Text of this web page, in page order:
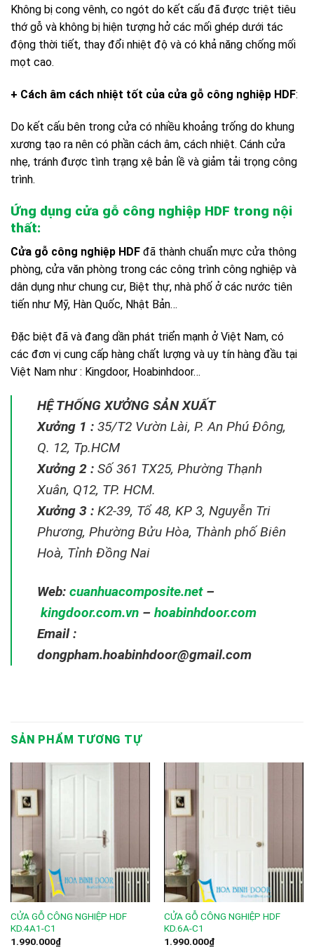
Không bị cong vênh, co ngót do kết cấu đã được triệt tiêu
thớ gỗ và không bị hiện tượng hở các mối ghép dưới tác
động thời tiết, thay đổi nhiệt độ và có khả năng chống mối
mọt cao.
+ Cách âm cách nhiệt tốt của cửa gỗ công nghiệp HDF:
Do kết cấu bên trong cửa có nhiều khoảng trống do khung
xương tạo ra nên có phần cách âm, cách nhiệt. Cánh cửa
nhẹ, tránh được tình trạng xệ bản lề và giảm tải trọng công
trình.
Ứng dụng cửa gỗ công nghiệp HDF trong nội
thất:
Cửa gỗ công nghiệp HDF đã thành chuẩn mực cửa thông
phòng, cửa văn phòng trong các công trình công nghiệp và
dân dụng như chung cư, Biệt thự, nhà phố ở các nước tiên
tiến như Mỹ, Hàn Quốc, Nhật Bản…
Đặc biệt đã và đang dần phát triển mạnh ở Việt Nam, có
các đơn vị cung cấp hàng chất lượng và uy tín hàng đầu tại
Việt Nam như : Kingdoor, Hoabinhdoor…
HỆ THỐNG XƯỞNG SẢN XUẤT
Xưởng 1 : 35/T2 Vườn Lài, P. An Phú Đông,
Q. 12, Tp.HCM
Xưởng 2 : Số 361 TX25, Phường Thạnh
Xuân, Q12, TP. HCM.
Xưởng 3 : K2-39, Tổ 48, KP 3, Nguyễn Tri
Phương, Phường Bửu Hòa, Thành phố Biên
Hoà, Tỉnh Đồng Nai
Web: cuanhuacomposite.net–
kingdoor.com.vn – hoabinhdoor.com
Email :
dongpham.hoabinhdoor@gmail.com
SẢN PHẨM TƯƠNG TỰ
CỬA GỖ CÔNG NGHIỆP HDF
KD.4A1-C1
1.990.000₫
CỬA GỖ CÔNG NGHIỆP HDF
KD.6A-C1
1.990.000₫